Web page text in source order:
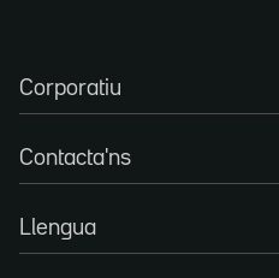
Corporatiu
Contacta'ns
Llengua